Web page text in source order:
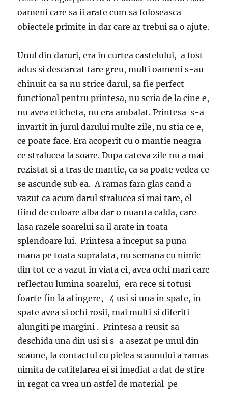
oameni care sa ii arate cum sa foloseasca
obiectele primite in dar care ar trebui sa o ajute.
Unul din daruri, era in curtea castelului, a fost
adus si descarcat tare greu, multi oameni s-au
chinuit ca sa nu strice darul, sa fie perfect
functional pentru printesa, nu scria de la cine e,
nu avea eticheta, nu era ambalat. Printesa s-a
invartit in jurul darului multe zile, nu stia ce e,
ce poate face. Era acoperit cu o mantie neagra
ce stralucea la soare. Dupa cateva zile nu a mai
rezistat si a tras de mantie, ca sa poate vedea ce
se ascunde sub ea. A ramas fara glas cand a
vazut ca acum darul stralucea si mai tare, el
fiind de culoare alba dar o nuanta calda, care
lasa razele soarelui sa il arate in toata
splendoare lui. Printesa a inceput sa puna
mana pe toata suprafata, nu semana cu nimic
din tot ce a vazut in viata ei, avea ochi mari care
reflectau lumina soarelui, era rece si totusi
foarte fin la atingere, 4 usi si una in spate, in
spate avea si ochi rosii, mai multi si diferiti
alungiti pe margini . Printesa a reusit sa
deschida una din usi si s-a asezat pe unul din
scaune, la contactul cu pielea scaunului a ramas
uimita de catifelarea ei si imediat a dat de stire
in regat ca vrea un astfel de material pe